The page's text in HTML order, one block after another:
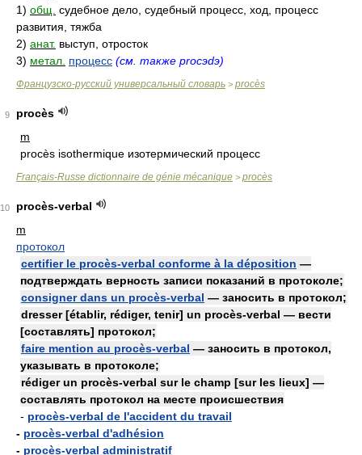
1) общ. судебное дело, судебный процесс, ход, процесс
развития, тяжба
2) анат. выступ, отросток
3) метал. процесс (см. также procэdэ)
Французско-русский универсальный словарь > procès
9
procès
m
procès isothermique изотермический процесс
Français-Russe dictionnaire de génie mécanique > procès
10
procès-verbal
m
протокол
certifier le procès-verbal conforme à la déposition —
подтверждать верность записи показаний в протоколе;
consigner dans un procès-verbal — заносить в протокол;
dresser [établir, rédiger, tenir] un procès-verbal — вести
[составлять] протокол;
faire mention au procès-verbal — заносить в протокол,
указывать в протоколе;
rédiger un procès-verbal sur le champ [sur les lieux] —
составлять протокол на месте происшествия
- procès-verbal de l'accident du travail
- procès-verbal d'adhésion
- procès-verbal administratif